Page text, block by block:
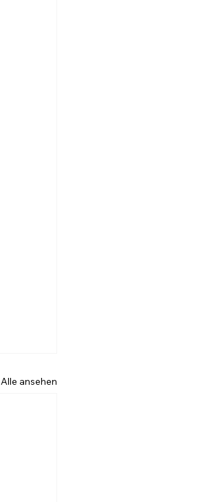
Alle ansehen